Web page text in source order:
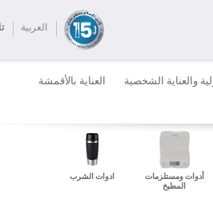
العربية
والعناية الشخصية العناية بالأقمشة
أدوات ومستلزمات
المطبخ
ادوات الشرب